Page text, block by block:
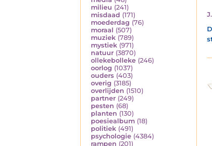
milieu (241)
misdaad (171)
moederdag (76)
moraal (507)
muziek (789)
mystiek (971)
natuur (3870)
ollekebolleke (246)
oorlog (1037)
ouders (403)
overig (3185)
overlijden (1510)
partner (249)
pesten (68)
planten (130)
poesiealbum (18)
politiek (491)
psychologie (4384)
rampen (201)